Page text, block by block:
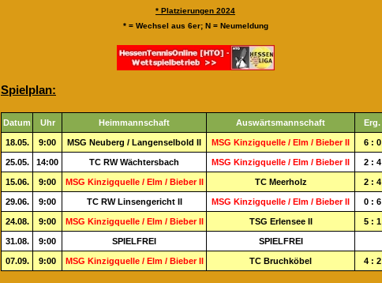
* Platzierungen 2024
* = Wechsel aus 6er; N = Neumeldung
Spielplan:
Datum Uhr Heimmannschaft Auswärtsmannschaft Erg.
18.05. 9:00 MSG Neuberg / Langenselbold II MSG Kinzigquelle / Elm / Bieber II 6 : 0
25.05. 14:00 TC RW Wächtersbach MSG Kinzigquelle / Elm / Bieber II 2 : 4
15.06. 9:00 MSG Kinzigquelle / Elm / Bieber II TC Meerholz 2 : 4
29.06. 9:00 TC RW Linsengericht II MSG Kinzigquelle / Elm / Bieber II 0 : 6
24.08. 9:00 MSG Kinzigquelle / Elm / Bieber II TSG Erlensee II 5 : 1
31.08. 9:00 SPIELFREI SPIELFREI
07.09. 9:00 MSG Kinzigquelle / Elm / Bieber II TC Bruchköbel 4 : 2